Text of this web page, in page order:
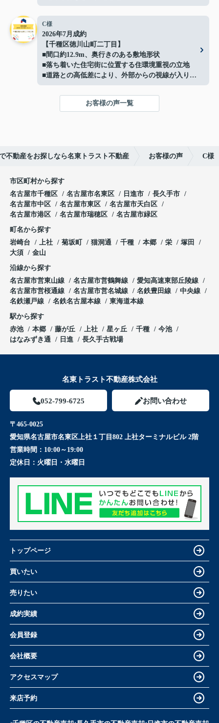
■間口約14.4ｍでプランの自由度良好
■解体更地渡しでスムーズに建築可能
■閑静な住宅地に立地
■イオン守山店まで約500ｍ
■日常の買い物にも便利な住環境
■守山スマートインターまで車で約3分で車移動の
利便性も良好
■お好きなハウスメーカーで建築可能
C様
2026年7月成約
【千種区徳川山町二丁目】
■間口約12.9m、奥行きのある敷地形状
■落ち着いた住宅街に位置する住環境重視の立地
■道路との高低差により、外部からの視線が入りに
くい落ち着いた敷地
■高低差を活かしたプライバシー性の高い敷地形状
■現況：更地徳川山町土地】
お客様の声一覧
不動産をお探しなら名東トラスト不動産 お客様の声 C様
市区町村から探す
名古屋市千種区
名古屋市名東区 日進市
長久手市
名古屋市中区
名古屋市東区
名古屋市天白区
名古屋市港区
名古屋市瑞穂区 名古屋市緑区
町名から探す
岩崎台
上社 菊坂町 猫洞通 千種 本郷 栄
塚田
大須
金山
沿線から探す
名古屋市営東山線
名古屋市営鶴舞線
愛知高速東部丘陵線
名古屋市営桜通線
名古屋市営名城線 名鉄豊田線
中央線
名鉄瀬戸線
名鉄名古屋本線 東海道本線
駅から探す
赤池
本郷 藤が丘 上社 星ヶ丘 千種
今池
はなみずき通
日進 長久手古戦場
名東トラスト不動産株式会社
052-799-6725 お問い合わせ
〒465-0025
愛知県名古屋市名東区上社１丁目802 上社ターミナルビル 2階
営業時間： 10:00～19:00
定休日： 火曜日・水曜日
トップページ
買いたい
売りたい
成約実績
会員登録
会社概要
アクセスマップ
来店予約